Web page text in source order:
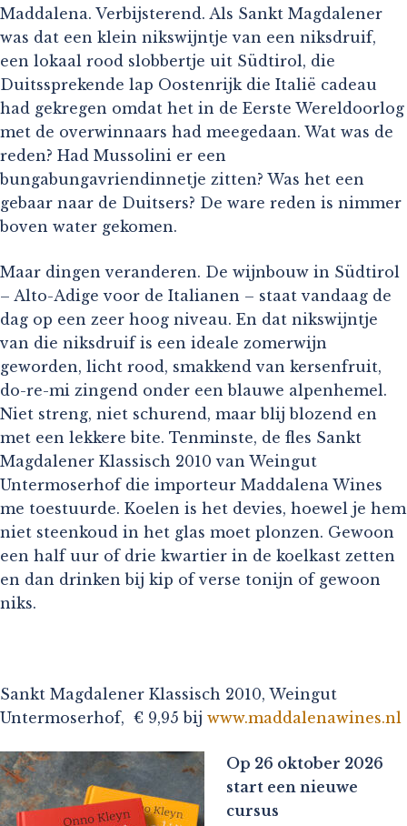
Maddalena. Verbijsterend. Als Sankt Magdalener
was dat een klein nikswijntje van een niksdruif,
een lokaal rood slobbertje uit Südtirol, die
Duitssprekende lap Oostenrijk die Italië cadeau
had gekregen omdat het in de Eerste Wereldoorlog
met de overwinnaars had meegedaan. Wat was de
reden? Had Mussolini er een
bungabungavriendinnetje zitten? Was het een
gebaar naar de Duitsers? De ware reden is nimmer
boven water gekomen.
Maar dingen veranderen. De wijnbouw in Südtirol
– Alto-Adige voor de Italianen – staat vandaag de
dag op een zeer hoog niveau. En dat nikswijntje
van die niksdruif is een ideale zomerwijn
geworden, licht rood, smakkend van kersenfruit,
do-re-mi zingend onder een blauwe alpenhemel.
Niet streng, niet schurend, maar blij blozend en
met een lekkere bite. Tenminste, de fles Sankt
Magdalener Klassisch 2010 van Weingut
Untermoserhof die importeur Maddalena Wines
me toestuurde. Koelen is het devies, hoewel je hem
niet steenkoud in het glas moet plonzen. Gewoon
een half uur of drie kwartier in de koelkast zetten
en dan drinken bij kip of verse tonijn of gewoon
niks.
Sankt Magdalener Klassisch 2010, Weingut
Untermoserhof, € 9,95 bij www.maddalenawines.nl
Op 26 oktober 2026
start een nieuwe
cursus